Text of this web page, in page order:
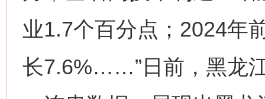
业1.7个百分点；2024年
长7.6%……”日前，黑龙